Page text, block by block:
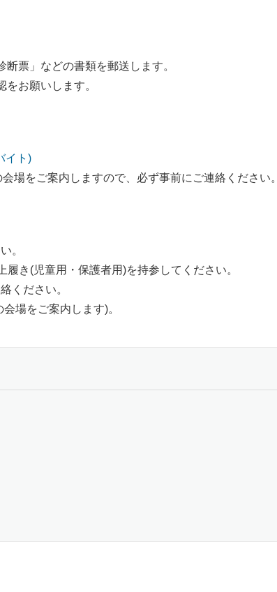
票」などの書類を郵送します。
お願いします。
イト)
場をご案内しますので、必ず事前にご連絡ください。
。
き(児童用・保護者用)を持参してください。
ください。
場をご案内します)。